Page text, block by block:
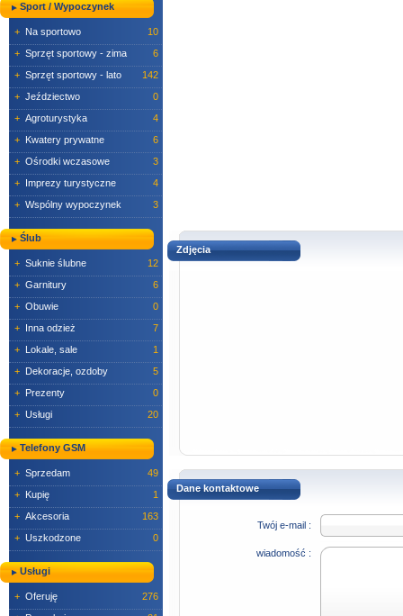
Sport / Wypoczynek
+ Na sportowo
10
+ Sprzęt sportowy - zima
6
+ Sprzęt sportowy - lato
142
+ Jeździectwo
0
+ Agroturystyka
4
+ Kwatery prywatne
6
+ Ośrodki wczasowe
3
+ Imprezy turystyczne
4
+ Wspólny wypoczynek 3
Ślub
+ Suknie ślubne
12
+ Garnitury
6
+ Obuwie
0
+ Inna odzież
7
+ Lokale, sale
1
+ Dekoracje, ozdoby
5
+ Prezenty
0
+ Usługi 20
Telefony GSM
+ Sprzedam
49
+ Kupię
1
+ Akcesoria
163
+ Uszkodzone 0
Usługi
+ Oferuję
276
Zdjęcia
Dane kontaktowe
Twój e-mail :
wiadomość :